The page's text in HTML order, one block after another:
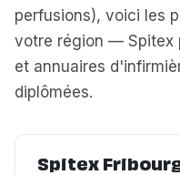
perfusions), voici les
votre région — Spitex
et annuaires
diplômées.
Spitex